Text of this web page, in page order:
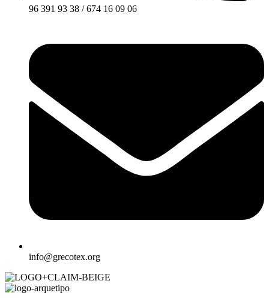
96 391 93 38 / 674 16 09 06
info@grecotex.org